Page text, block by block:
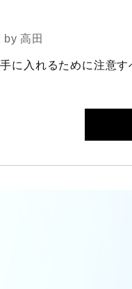
by高田
に入れるために注意す